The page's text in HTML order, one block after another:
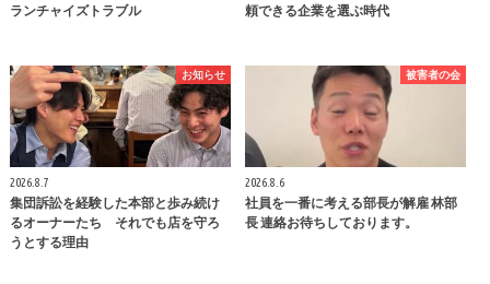
ランチャイズトラブル
頼できる企業を選ぶ時代
お知らせ
2026.8.7
集団訴訟を経験した本部と歩み続け
るオーナーたち それでも店を守ろ
うとする理由
被害者の会
2026.8.6
社員を一番に考える部長が解雇 林部
長 連絡お待ちしております。